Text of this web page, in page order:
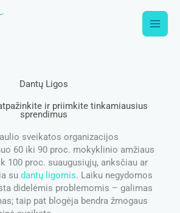
Dantų Ligos
ir priimkite tinkamiausius
sprendimus
sveikatos organizacijos
60 iki 90 proc. mokyklinio amžiaus
100 proc. suaugusiųjų, anksčiau ar
su dantų ligomis. Laiku negydomos
didelėmis problemomis – galimas
taip pat blogėja bendra žmogaus